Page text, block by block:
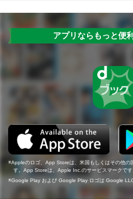
アプリならもっと便
Appleのロゴ、App Storeは、米国もしくはその他
す。App Storeは、Apple Inc.のサービスマークです
Google Play および Google Play ロゴは Google LLC